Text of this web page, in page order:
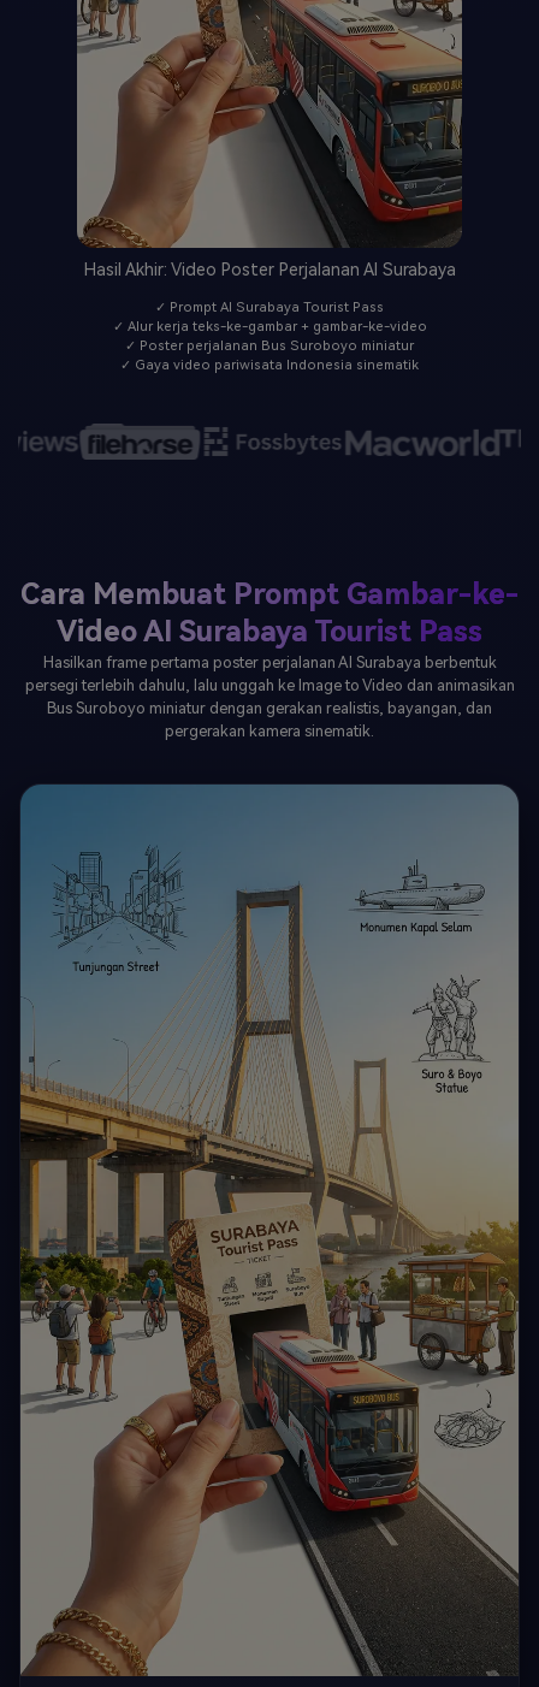
Hasil Akhir: Video Poster Perjalanan AI Surabaya
✓ Prompt AI Surabaya Tourist Pass
✓ Alur kerja teks-ke-gambar + gambar-ke-video
✓ Poster perjalanan Bus Suroboyo miniatur
✓ Gaya video pariwisata Indonesia sinematik
Cara Membuat Prompt Gambar-ke-
Video AI Surabaya Tourist Pass
Hasilkan frame pertama poster perjalanan AI Surabaya berbentuk
persegi terlebih dahulu, lalu unggah ke Image to Video dan animasikan
Bus Suroboyo miniatur dengan gerakan realistis, bayangan, dan
pergerakan kamera sinematik.